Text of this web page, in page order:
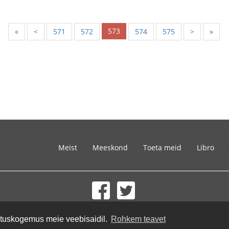
meie veebisaidil. Rohkem teavet
« < 571 572 573 574 575 > »
Meist Meeskond Toeta meid Libro